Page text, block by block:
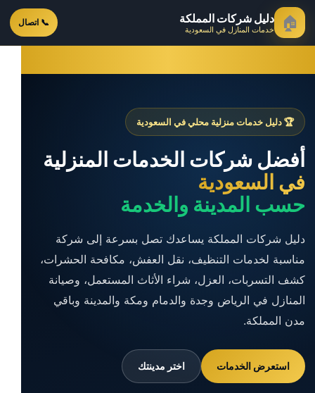
🏠 دليل شركات المملكة
خدمات المنازل في السعودية 📞 اتصال
🏆 دليل خدمات منزلية محلي في السعودية
أفضل شركات الخدمات المنزلية
في السعودية
حسب المدينة والخدمة
دليل شركات المملكة يساعدك تصل بسرعة إلى شركة
مناسبة لخدمات التنظيف، نقل العفش، مكافحة الحشرات،
كشف التسربات، العزل، شراء الأثاث المستعمل، وصيانة
المنازل في الرياض وجدة والدمام ومكة والمدينة وباقي
مدن المملكة.
استعرض الخدمات اختر مدينتك